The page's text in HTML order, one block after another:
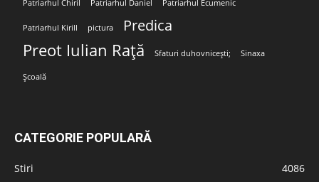
Patriarhul Chiril Patriarhul Daniel Patriarhul Ecumenic
Patriarhul Kirill pictura Predica
Preot Iulian Rață Sfaturi duhovnicești; Sinaxa
Școală
CATEGORIE POPULARĂ
Stiri
4086